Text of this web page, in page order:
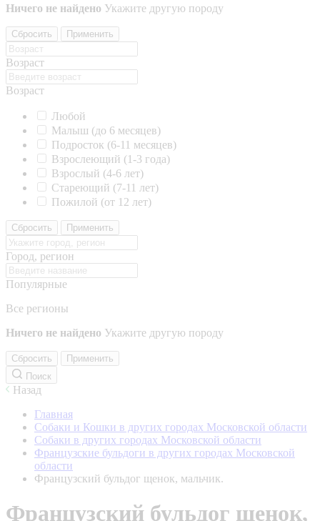
Ничего не найдено Укажите другую породу
Сбросить Применить
Возраст
Возраст
Любой
Малыш (до 6 месяцев)
Подросток (6-11 месяцев)
Взрослеющий (1-3 года)
Взрослый (4-6 лет)
Стареющий (7-11 лет)
Пожилой (от 12 лет)
Сбросить Применить
Город, регион
Популярные
Все регионы
Ничего не найдено Укажите другую породу
Сбросить
Применить
Поиск
Назад
Главная
Собаки и Кошки в других городах Московской области
Собаки в других городах Московской области
Французские бульдоги в других городах Московской
области
Французский бульдог щенок, мальчик.
Французский бульдог щенок,